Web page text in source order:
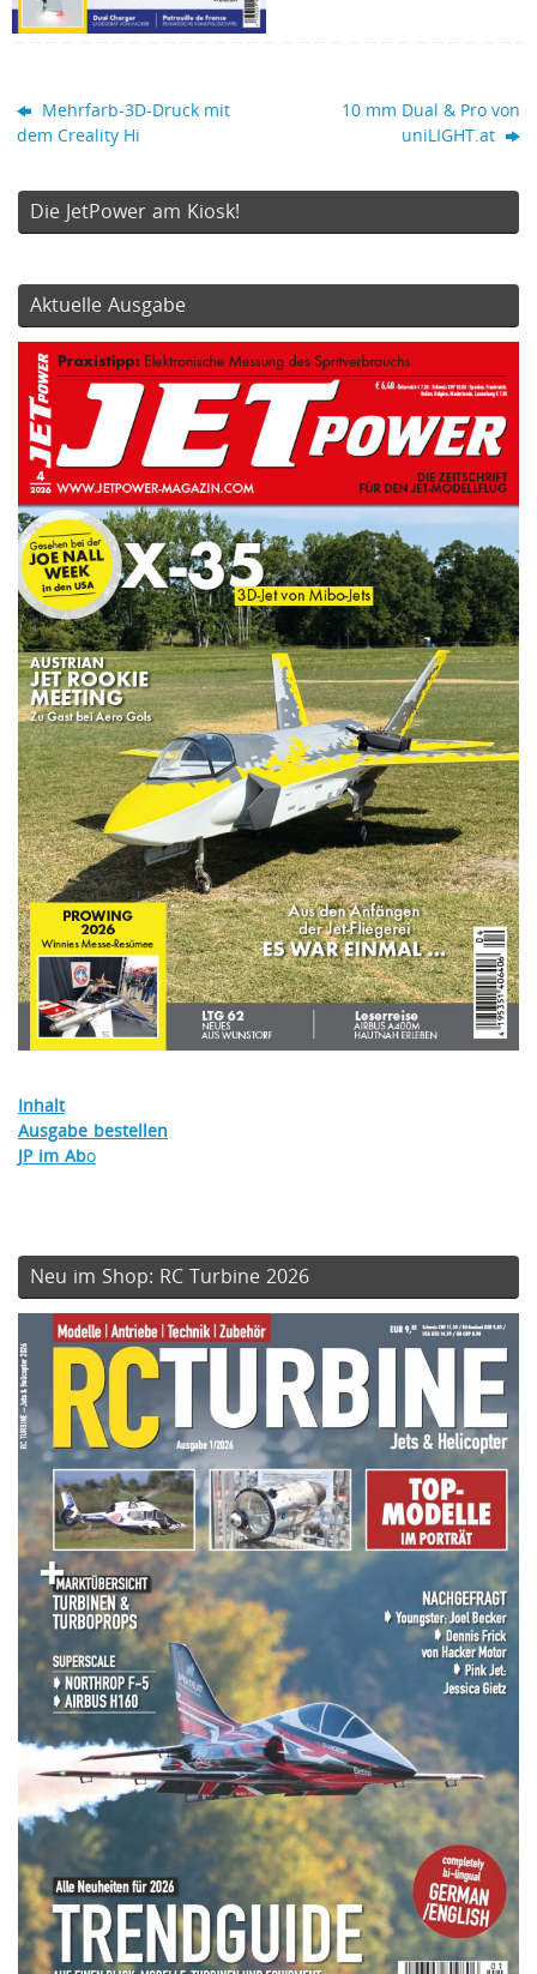
Mehrfarb-3D-Druck mit
dem Creality Hi
10 mm Dual & Pro von
uniLIGHT.at
Die JetPower am Kiosk!
Aktuelle Ausgabe
Inhalt
Ausgabe bestellen
JP im Abo
Neu im Shop: RC Turbine 2026